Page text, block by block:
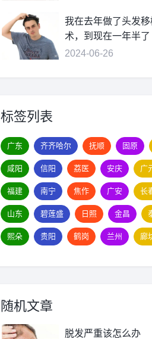
我在去年做了头发
术，到现在一年半了
2024-06-26
标签列表
广东 齐齐哈尔 抚顺 固原
咸阳 信阳 荔医 安庆 广
福建 南宁 焦作 广安 长
山东 碧莲盛 日照 金昌
熙朵 贵阳 鹤岗 兰州 廊
随机文章
脱发严重该怎么办